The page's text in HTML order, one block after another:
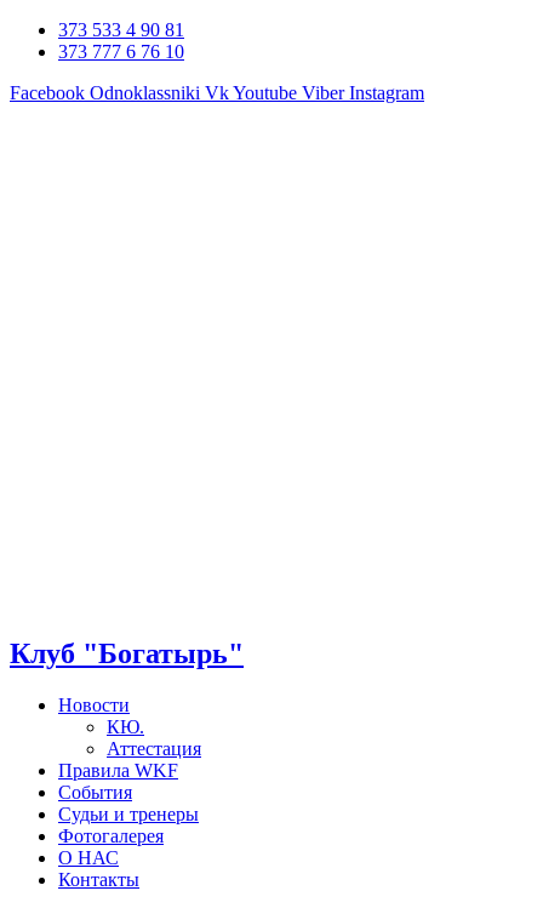
Перейти373 533 4 90 81
373 777 6 76 10
Facebook Odnoklassniki VkYoutube Viber Instagram
Клуб "Богатырь"
Новости
КЮ.
Аттестация
Правила WKF
События
Судьи и тренеры
Фотогалерея
О НАС
Контакты